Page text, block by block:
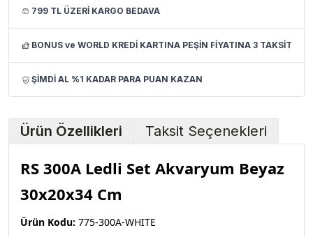
799 TL ÜZERİ KARGO BEDAVA
BONUS ve WORLD KREDİ KARTINA PEŞİN FİYATINA 3 TAKSİT
ŞİMDİ AL %1 KADAR PARA PUAN KAZAN
Ürün Özellikleri Taksit Seçenekleri
RS 300A Ledli Set Akvaryum Beyaz
30x20x34 Cm
Ürün Kodu: 775-300A-WHITE